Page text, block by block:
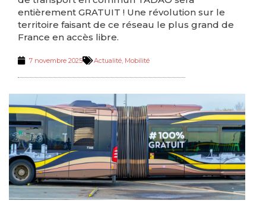
entièrement GRATUIT ! Une révolution sur le
territoire faisant de ce réseau le plus grand de
France en accès libre.
7 novembre 2025 Actualité, Mobilité